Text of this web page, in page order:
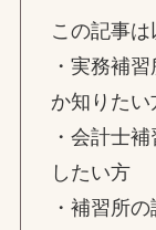
この記事
・実務補
か知りたい
・会計士
したい方
・補習所